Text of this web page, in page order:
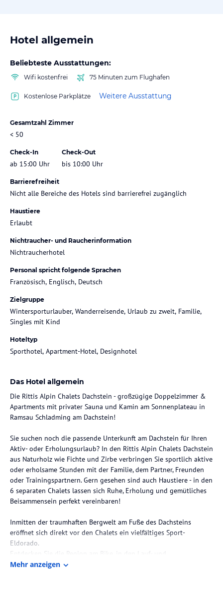
Hotel allgemein
Beliebteste Ausstattungen:
Wifi kostenfrei 75 Minuten zum Flughafen
Kostenlose Parkplätze Weitere Ausstattung
Gesamtzahl Zimmer
< 50
Check-In
ab 15:00 Uhr
Check-Out
bis 10:00 Uhr
Barrierefreiheit
Nicht alle Bereiche des Hotels sind barrierefrei zugänglich
Haustiere
Erlaubt
Nichtraucher- und Raucherinformation
Nichtraucherhotel
Personal spricht folgende Sprachen
Französisch, Englisch, Deutsch
Zielgruppe
Wintersporturlauber, Wanderreisende, Urlaub zu zweit, Familie,
Singles mit Kind
Hoteltyp
Sporthotel, Apartment-Hotel, Designhotel
Das Hotel allgemein
Die Rittis Alpin Chalets Dachstein - großzügige Doppelzimmer &
Apartments mit privater Sauna und Kamin am Sonnenplateau in
Ramsau Schladming am Dachstein!
Sie suchen noch die passende Unterkunft am Dachstein für Ihren
Aktiv- oder Erholungsurlaub? In den Rittis Alpin Chalets Dachstein
aus Naturholz wie Fichte und Zirbe verbringen Sie sportlich aktive
oder erholsame Stunden mit der Familie, dem Partner, Freunden
oder Trainingspartnern. Gern gesehen sind auch Haustiere - in den
6 separaten Chalets lassen sich Ruhe, Erholung und gemütliches
Beisammensein perfekt vereinbaren!
Inmitten der traumhaften Bergwelt am Fuße des Dachsteins
eröffnet sich direkt vor den Chalets ein vielfältiges Sport-
Eldorado.
Entdecken Sie die Region am Bike, in den Lauf- und
Wanderschuhen, beim Klettern, auf den (Langlauf-)Skiern oder auf
Mehr anzeigen